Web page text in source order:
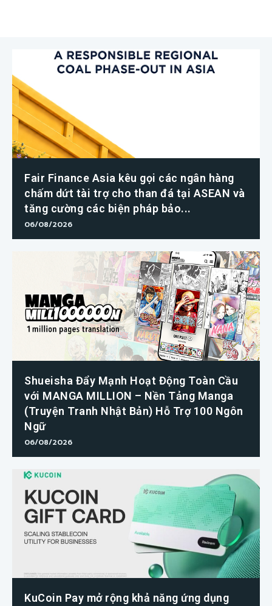
Fair Finance Asia kêu gọi các ngân hàng
chấm dứt tài trợ cho than đá tại ASEAN và
tăng cường các biện pháp bảo...
06/08/2026
Shueisha Đẩy Mạnh Hoạt Động Toàn Cầu
với MANGA MILLION – Nền Tảng Manga
(Truyện Tranh Nhật Bản) Hỗ Trợ 100 Ngôn
Ngữ
06/08/2026
KuCoin Pay mở rộng khả năng ứng dụng